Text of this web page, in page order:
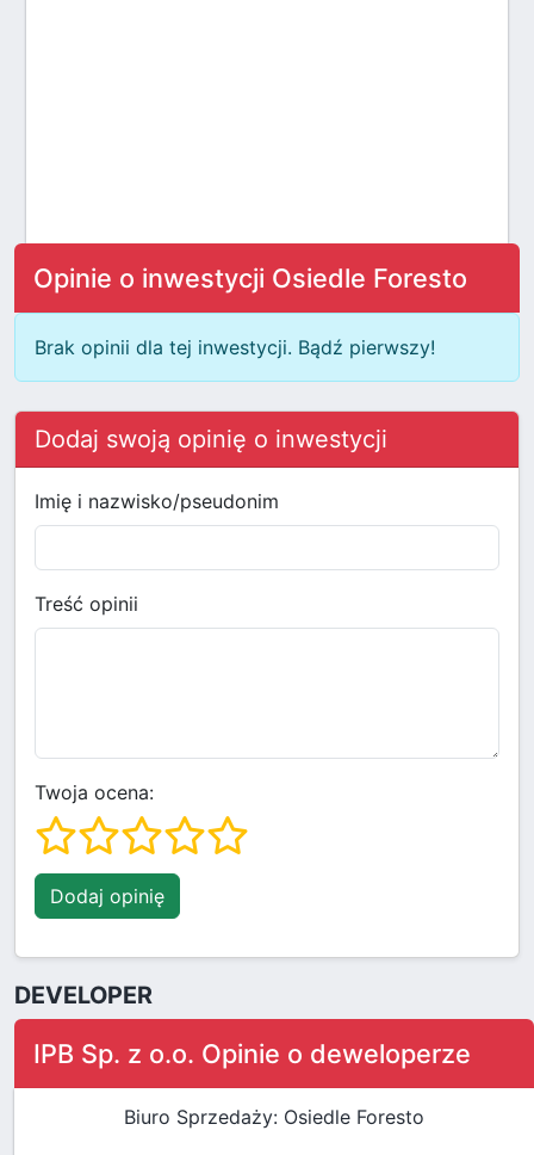
Opinie o inwestycji Osiedle Foresto
Brak opinii dla tej inwestycji. Bądź pierwszy!
Dodaj swoją opinię o inwestycji
Imię i nazwisko/pseudonim
Treść opinii
Twoja ocena:
Dodaj opinię
DEVELOPER
IPB Sp. z o.o. Opinie o deweloperze
Biuro Sprzedaży: Osiedle Foresto